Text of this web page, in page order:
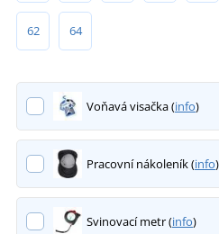
62 64
Voňavá visačka (info)
Pracovní nákoleník (info)
Svinovací metr (info)